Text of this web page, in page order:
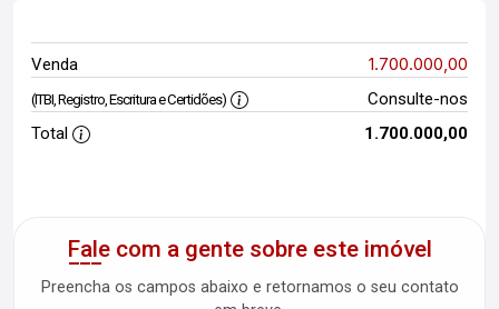
Venda 1.700.000,00
(ITBI, Registro, Escritura e Certidões)
Consulte-nos
Total
1.700.000,00
Fale com a gente sobre este imóvel
Preencha os campos abaixo e retornamos o seu contato